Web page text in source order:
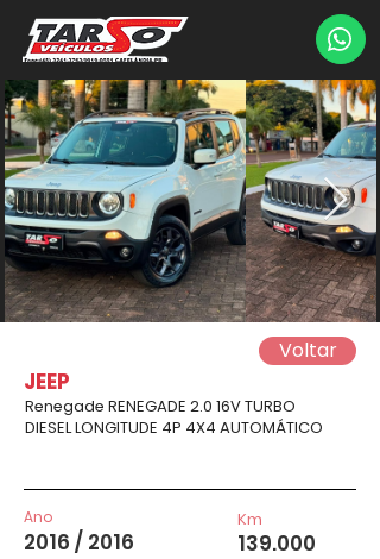
Voltar
JEEP
Renegade RENEGADE 2.0 16V TURBO
DIESEL LONGITUDE 4P 4X4 AUTOMÁTICO
Ano
2016 / 2016
Km
139.000